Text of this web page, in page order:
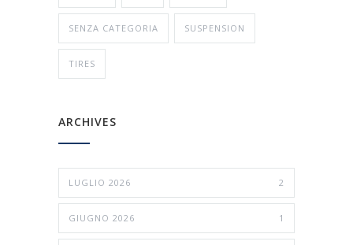
SENZA CATEGORIA SUSPENSION
TIRES
ARCHIVES
LUGLIO 2026 2
GIUGNO 2026 1